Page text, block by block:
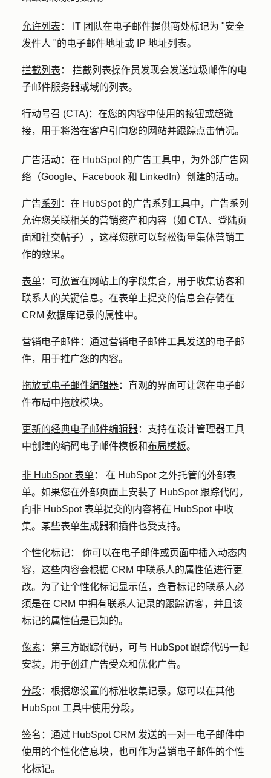
允许列表 ：
IT 团队在电子邮件提供商处标记为 "安全
发件人 "的电子邮件地址或 IP 地址列表。
拦截列表 ： 拦截列表操作员发现会发送垃圾邮件的电
子邮件服务器或域的列表。
行动号召 (CTA)： 在您的内容中使用的按钮或超链
接，用于将潜在客户引向您的网站并跟踪点击情况。
广告活动： 在 HubSpot 的广告工具中，为外部广告网
络（Google、Facebook 和 LinkedIn）创建的活动。
广告系列 ： 在 HubSpot 的广告系列工具中，广告系列
允许您关联相关的营销资产和内容（如 CTA、登陆页
面和社交帖子），这样您就可以轻松衡量集体营销工
作的效果。
表单： 可放置在网站上的字段集合，用于收集访客和
联系人的关键信息。在表单上提交的信息会存储在
CRM 数据库记录的属性中。
营销电子邮件： 通过营销电子邮件工具发送的电子邮
件，用于推广您的内容。
拖放式电子邮件编辑器： 直观的界面可让您在电子邮
件布局中拖放模块。
更新的经典电子邮件编辑器：支持在设计管理器工具
中创建的编码电子邮件模板和布局模板。
非 HubSpot 表单： 在 HubSpot 之外托管的外部表
单。如果您在外部页面上安装了 HubSpot 跟踪代码，
向非 HubSpot 表单提交的内容将在 HubSpot 中收
集。某些表单生成器和插件也受支持。
个性化标记： 你可以在电子邮件或页面中插入动态内
容，这些内容会根据 CRM 中联系人的属性值进行更
改。为了让个性化标记显示值，查看标记的联系人必
须是在 CRM 中拥有联系人记录的跟踪访客，并且该
标记的属性值是已知的。
像素： 第三方跟踪代码，可与 HubSpot 跟踪代码一起
安装，用于创建广告受众和优化广告。
分段： 根据您设置的标准收集记录。您可以在其他
HubSpot 工具中使用分段。
签名 ： 通过 HubSpot CRM 发送的一对一电子邮件中
使用的个性化信息块，也可作为营销电子邮件的个性
化标记。